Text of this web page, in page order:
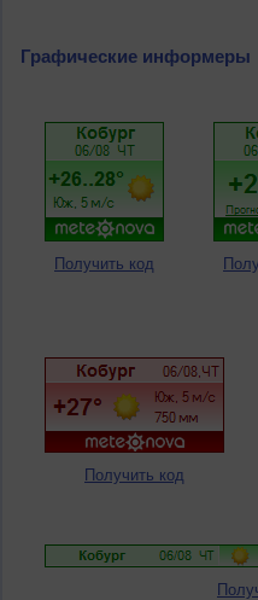
Графические информеры
Получить код
Получить код